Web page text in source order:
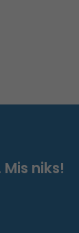
niks!